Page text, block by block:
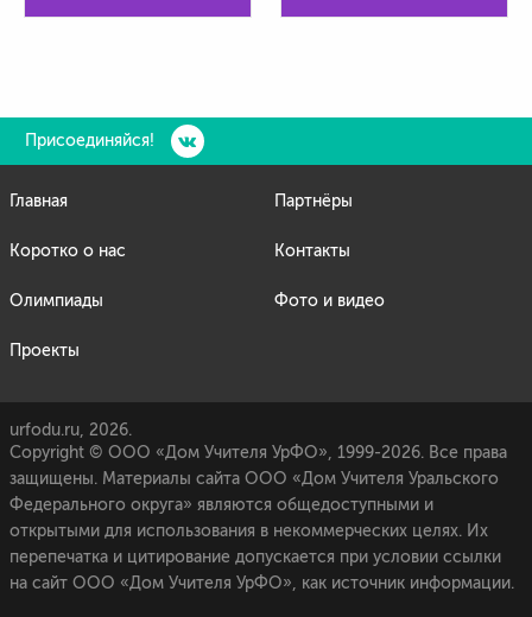
Присоединяйся!
Главная
Коротко о нас
Олимпиады
Проекты
Партнёры
Контакты
Фото и видео
urfodu.ru, 2026.
Copyright © ООО «Дом Учителя УрФО», 1999-2026. Все права
защищены. Материалы сайта ООО «Дом Учителя Уральского
Федерального округа» являются общедоступными и
открытыми для использования в некоммерческих целях. Их
перепечатка и цитирование допускается при условии ссылки
на сайт ООО «Дом Учителя УрФО», как источник информации.